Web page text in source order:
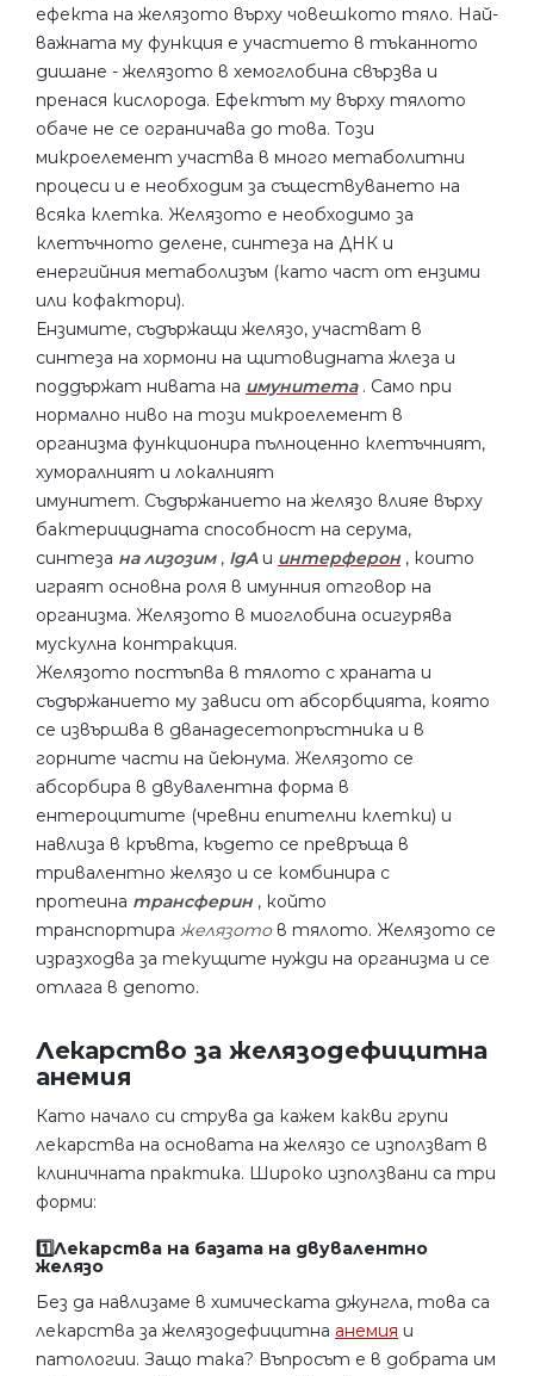
ефекта на желязото върху човешкото тяло. Най-
важната му функция е участието в тъканното
дишане - желязото в хемоглобина свързва и
пренася кислорода. Ефектът му върху тялото
обаче не се ограничава до това. Този
микроелемент участва в много метаболитни
процеси и е необходим за съществуването на
всяка клетка. Желязото е необходимо за
клетъчното делене, синтеза на ДНК и
енергийния метаболизъм (като част от ензими
или кофактори).
Ензимите, съдържащи желязо, участват в
синтеза на хормони на щитовидната жлеза и
поддържат нивата на имунитета. Само при
нормално ниво на този микроелемент в
организма функционира пълноценно клетъчният,
хуморалният и локалният
имунитет. Съдържанието на желязо влияе върху
бактерицидната способност на серума,
синтеза на лизозим, IgAи интерферон , които
играят основна роля в имунния отговор на
организма. Желязото в миоглобина осигурява
мускулна контракция.
Желязото постъпва в тялото с храната и
съдържанието му зависи от абсорбцията, която
се извършва в дванадесетопръстника и в
горните части на йеюнума. Желязото се
абсорбира в двувалентна форма в
ентероцитите (чревни епителни клетки) и
навлиза в кръвта, където се превръща в
тривалентно желязо и се комбинира с
протеина трансферин , който
транспортира желязотов тялото. Желязото се
изразходва за текущите нужди на организма и се
отлага в депото.
Лекарство за желязодефицитна
анемия
Като начало си струва да кажем какви групи
лекарства на основата на желязо се използват в
клиничната практика. Широко използвани са три
форми:
1️⃣Лекарства на базата на двувалентно
желязо
Без да навлизаме в химическата джунгла, това са
лекарства за желязодефицитна анемия и
патологии. Защо така? Въпросът е в добрата им